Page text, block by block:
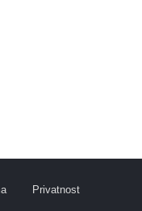
Privatnost